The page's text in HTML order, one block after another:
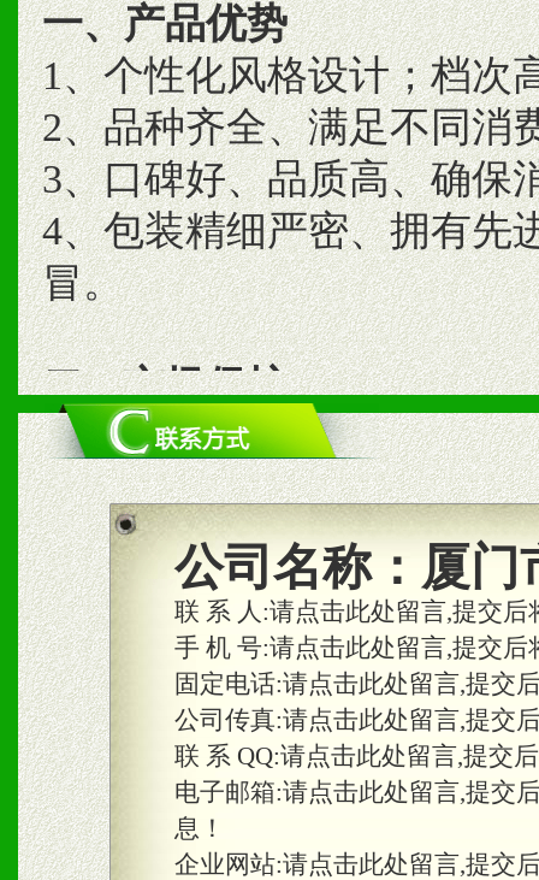
一、产品优势
1、个性化风格设计；档次
2、品种齐全、满足不同消
3、口碑好、品质高、确保
4、包装精细严密、拥有先
冒。
二、市场保护
1、统一市场价格；建立全
商利润。
2、区域独家经营；建立区
合作关系。
三、物料及媒体
1、免费提供体验及宣传彩
2、不定期在各大知名网站
知名度和影响力。
公司名称： 厦门
联 系 人:请点击此处留言,提交
手 机 号:请点击此处留言,提交
固定电话:请点击此处留言,提交
公司传真:请点击此处留言,提交
联 系 QQ:请点击此处留言,提交
电子邮箱:请点击此处留言,提交
息！
企业网站:请点击此处留言,提交